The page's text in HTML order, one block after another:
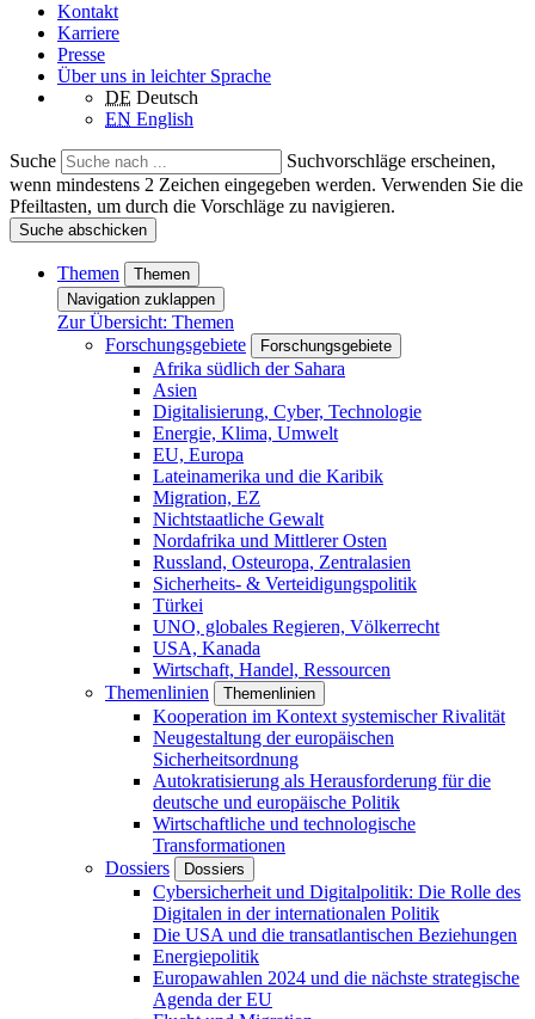
Kontakt
Karriere
Presse
Über uns in leichter Sprache
DE Deutsch
EN English
Suche
Suchvorschläge erscheinen,
wenn mindestens 2 Zeichen eingegeben werden. Verwenden Sie die
Pfeiltasten, um durch die Vorschläge zu navigieren.
Suche abschicken
Themen
Themen
Navigation zuklappen
Zur Übersicht: Themen
Forschungsgebiete
Forschungsgebiete
Afrika südlich der Sahara
Asien
Digitalisierung, Cyber, Technologie
Energie, Klima, Umwelt
EU, Europa
Lateinamerika und die Karibik
Migration, EZ
Nichtstaatliche Gewalt
Nordafrika und Mittlerer Osten
Russland, Osteuropa, Zentralasien
Sicherheits- & Verteidigungspolitik
Türkei
UNO, globales Regieren, Völkerrecht
USA, Kanada
Wirtschaft, Handel, Ressourcen
Themenlinien
Themenlinien
Kooperation im Kontext systemischer Rivalität
Neugestaltung der europäischen
Sicherheitsordnung
Autokratisierung als Herausforderung für die
deutsche und europäische Politik
Wirtschaftliche und technologische
Transformationen
Dossiers
Dossiers
Cybersicherheit und Digitalpolitik: Die Rolle des
Digitalen in der internationalen Politik
Die USA und die transatlantischen Beziehungen
Energiepolitik
Europawahlen 2024 und die nächste strategische
Agenda der EU